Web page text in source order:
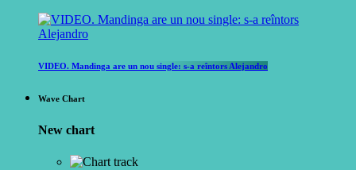
VIDEO. Mandinga are un nou single: s-a reîntors Alejandro
Wave Chart
New chart